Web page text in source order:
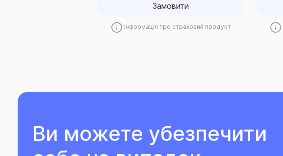
Замовити
Інформація про страховий продукт
Ви можете убезпечити